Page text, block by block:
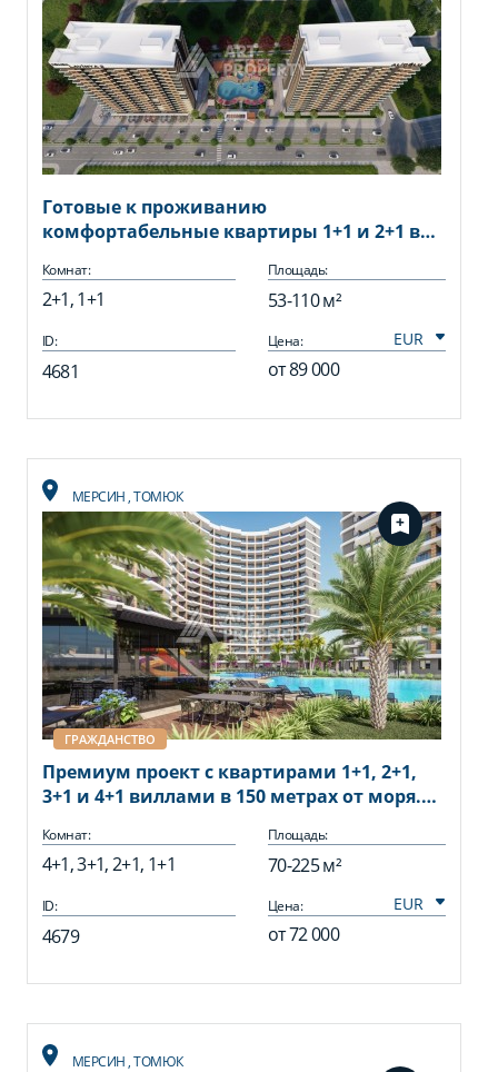
Готовые к проживанию
комфортабельные квартиры 1+1 и 2+1 в
Комнат:
2+1, 1+1
Площадь:
53-110 м²
ID:
4681
Цена:
от89 000
МЕРСИН,ТОМЮК
ГРАЖДАНСТВО
Премиум проект с квартирами 1+1, 2+1,
3+1 и 4+1 виллами в 150 метрах от моря.
Комнат:
4+1, 3+1, 2+1, 1+1
Площадь:
70-225 м²
ID:
4679
Цена:
от72 000
МЕРСИН,ТОМЮК